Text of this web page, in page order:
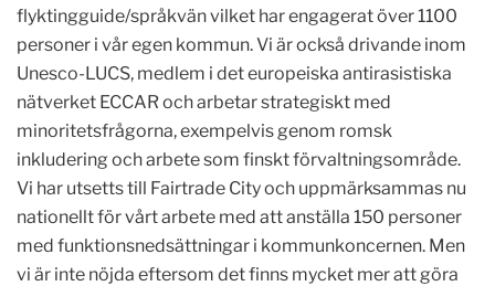
flyktingguide/språkvän vilket har engagerat över 1100
personer i vår egen kommun. Vi är också drivande inom
Unesco-LUCS, medlem i det europeiska antirasistiska
nätverket ECCAR och arbetar strategiskt med
minoritetsfrågorna, exempelvis genom romsk
inkludering och arbete som finskt förvaltningsområde.
Vi har utsetts till Fairtrade City och uppmärksammas nu
nationellt för vårt arbete med att anställa 150 personer
med funktionsnedsättningar i kommunkoncernen. Men
vi är inte nöjda eftersom det finns mycket mer att göra